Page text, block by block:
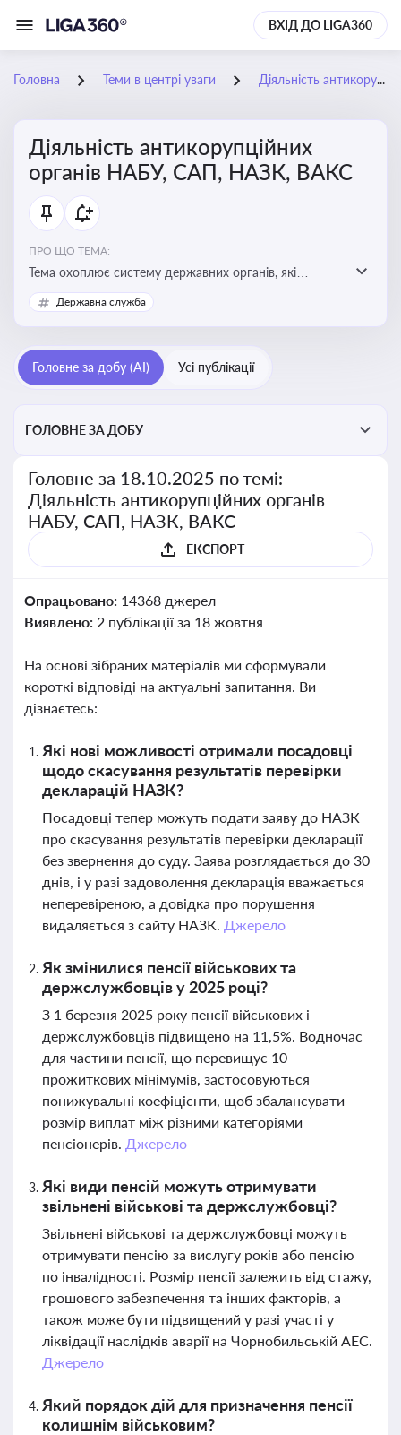
ВХІД ДО LIGA360
Головна Теми в центрі уваги Діяльність антикорупційних органів НАБУ, САП, НАЗК, ВАКС
Діяльність антикорупційних
органів НАБУ, САП, НАЗК, ВАКС
ПРО ЩО ТЕМА:
Тема охоплює систему державних органів, які
здійснюють запобігання, виявлення та розслідування
корупційних правопорушень, що є ключовим
у державному управлінні та бізнесі
Державна служба
Головне за добу (AI) Усі публікації
ГОЛОВНЕ ЗА ДОБУ
Головне за 18.10.2025 по темі:
Діяльність антикорупційних органів
НАБУ, САП, НАЗК, ВАКС
ЕКСПОРТ
Опрацьовано: 14368 джерел
Виявлено: 2 публікації за 18 жовтня
На основі зібраних матеріалів ми сформували
короткі відповіді на актуальні запитання. Ви
дізнаєтесь:
Які нові можливості отримали посадовці
щодо скасування результатів перевірки
декларацій НАЗК?
Посадовці тепер можуть подати заяву до НАЗК
про скасування результатів перевірки декларації
без звернення до суду. Заява розглядається до 30
днів, і у разі задоволення декларація вважається
неперевіреною, а довідка про порушення
видаляється з сайту НАЗК. Джерело
Як змінилися пенсії військових та
держслужбовців у 2025 році?
З 1 березня 2025 року пенсії військових і
держслужбовців підвищено на 11,5%. Водночас
для частини пенсії, що перевищує 10
прожиткових мінімумів, застосовуються
понижувальні коефіцієнти, щоб збалансувати
розмір виплат між різними категоріями
пенсіонерів. Джерело
Які види пенсій можуть отримувати
звільнені військові та держслужбовці?
Звільнені військові та держслужбовці можуть
отримувати пенсію за вислугу років або пенсію
по інвалідності. Розмір пенсії залежить від стажу,
грошового забезпечення та інших факторів, а
також може бути підвищений у разі участі у
ліквідації наслідків аварії на Чорнобильській АЕС.
Джерело
Який порядок дій для призначення пенсії
колишнім військовим?